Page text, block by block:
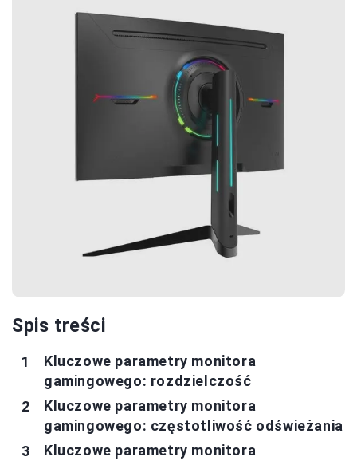
Spis treści
Kluczowe parametry monitora
gamingowego: rozdzielczość
Kluczowe parametry monitora
gamingowego: częstotliwość odświeżania
Kluczowe parametry monitora